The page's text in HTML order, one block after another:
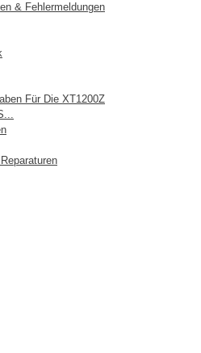
& Fehlermeldungen
Für Die XT1200Z